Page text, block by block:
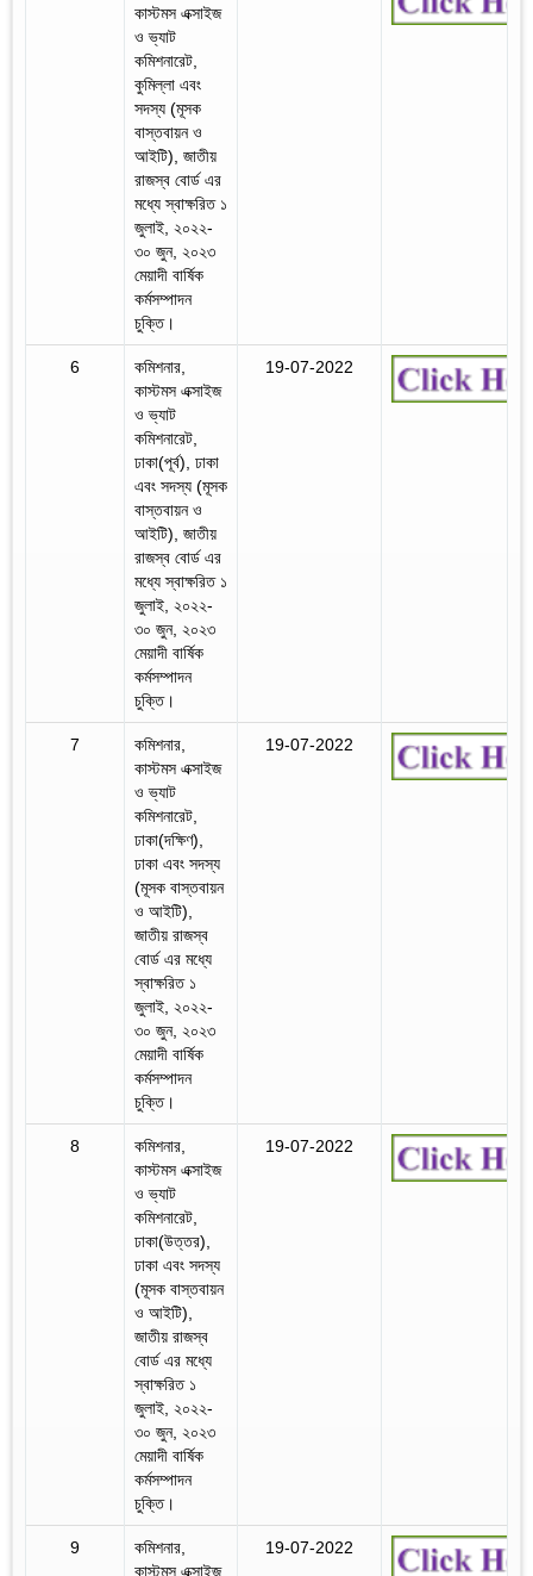
কাস্টমস এক্সাইজ
ও ভ্যাট
কমিশনারেট,
কুমিল্লা এবং
সদস্য (মূসক
বাস্তবায়ন ও
আইটি), জাতীয়
রাজস্ব বোর্ড এর
মধ্যে স্বাক্ষরিত ১
জুলাই, ২০২২-
৩০ জুন, ২০২৩
মেয়াদী বার্ষিক
কর্মসম্পাদন
চুক্তি।
6
কমিশনার,
কাস্টমস এক্সাইজ
ও ভ্যাট
কমিশনারেট,
ঢাকা(পূর্ব), ঢাকা
এবং সদস্য (মূসক
বাস্তবায়ন ও
আইটি), জাতীয়
রাজস্ব বোর্ড এর
মধ্যে স্বাক্ষরিত ১
জুলাই, ২০২২-
৩০ জুন, ২০২৩
মেয়াদী বার্ষিক
কর্মসম্পাদন
চুক্তি।
19-07-2022
7
কমিশনার,
কাস্টমস এক্সাইজ
ও ভ্যাট
কমিশনারেট,
ঢাকা(দক্ষিণ),
ঢাকা এবং সদস্য
(মূসক বাস্তবায়ন
ও আইটি),
জাতীয় রাজস্ব
বোর্ড এর মধ্যে
স্বাক্ষরিত ১
জুলাই, ২০২২-
৩০ জুন, ২০২৩
মেয়াদী বার্ষিক
কর্মসম্পাদন
চুক্তি।
19-07-2022
8
কমিশনার,
কাস্টমস এক্সাইজ
ও ভ্যাট
কমিশনারেট,
ঢাকা(উত্তর),
ঢাকা এবং সদস্য
(মূসক বাস্তবায়ন
ও আইটি),
জাতীয় রাজস্ব
বোর্ড এর মধ্যে
স্বাক্ষরিত ১
জুলাই, ২০২২-
৩০ জুন, ২০২৩
মেয়াদী বার্ষিক
কর্মসম্পাদন
চুক্তি।
19-07-2022
9
কমিশনার,
কাস্টমস এক্সাইজ
19-07-2022